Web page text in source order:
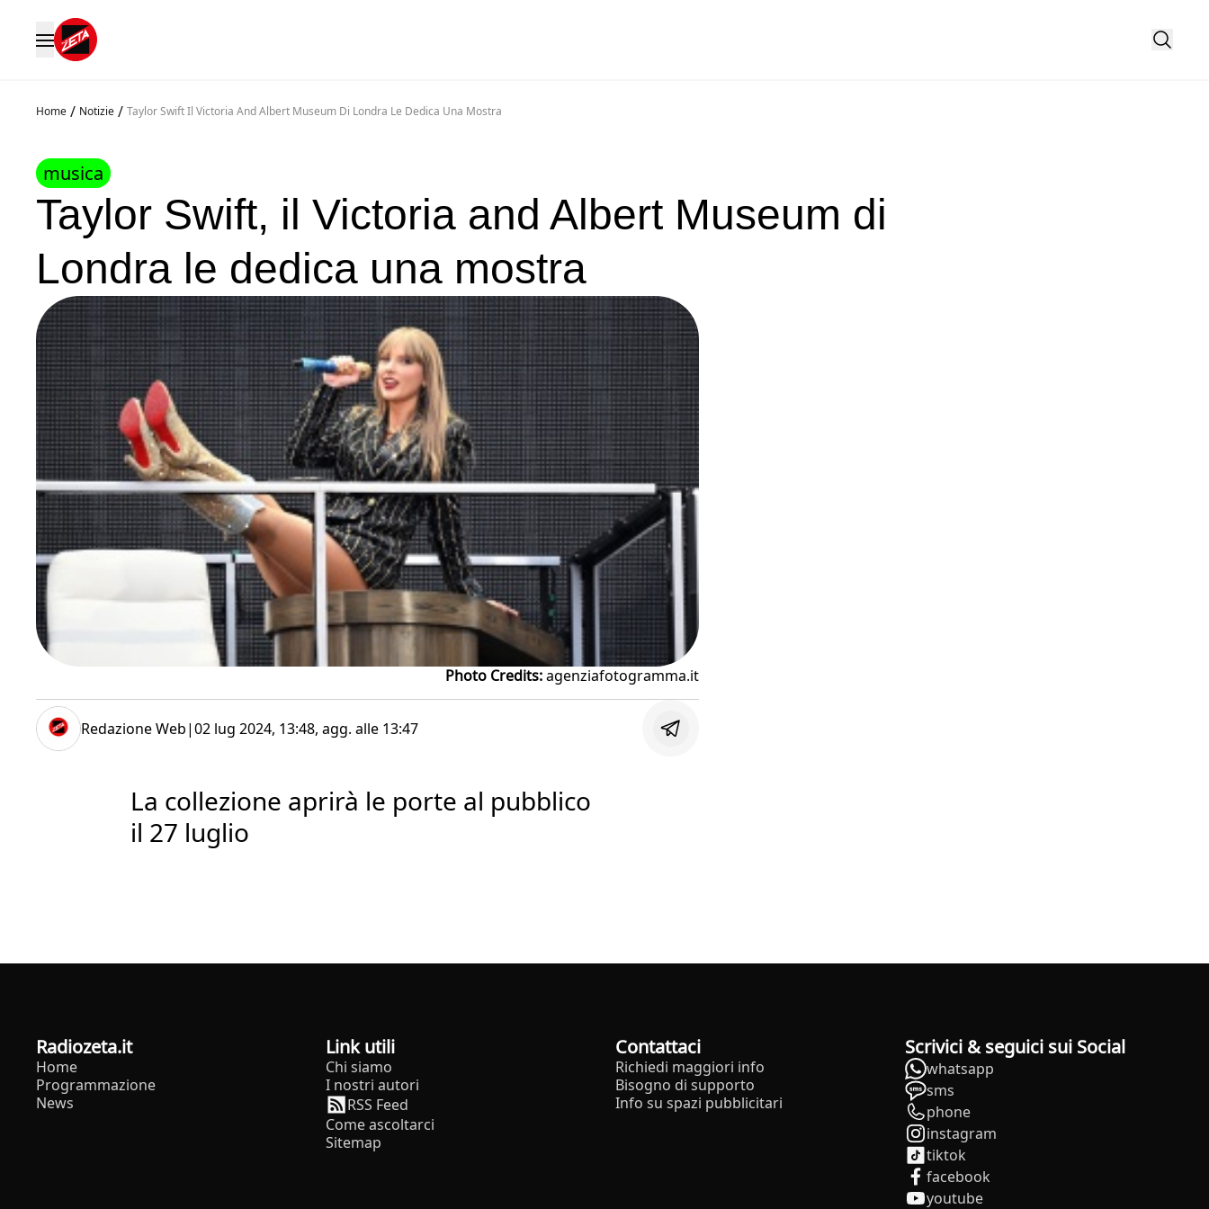
Home / Notizie / Taylor Swift Il Victoria And Albert Museum Di Londra Le Dedica Una Mostra
musica
Taylor Swift, il Victoria and Albert Museum di
Londra le dedica una mostra
Photo Credits:agenziafotogramma.it
Redazione Web|02 lug 2024, 13:48, agg. alle 13:47
La collezione aprirà le porte al pubblico
il 27 luglio
radiozeta.it
Home
Programmazione
News
Link utili
Chi siamo
I nostri autori
RSS Feed
Come ascoltarci
Sitemap
Contattaci
Richiedi maggiori info
Bisogno di supporto
Info su spazi pubblicitari
Scrivici & seguici sui Social
whatsapp
sms
phone
instagram
tiktok
facebook
youtube